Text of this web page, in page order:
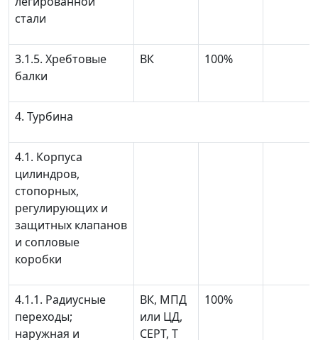
стали
3.1.5. Хребтовые
балки
ВК 100%
4. Турбина
4.1. Корпуса
цилиндров,
стопорных,
регулирующих и
защитных клапанов
и сопловые
коробки
4.1.1. Радиусные
переходы;
наружная и
ВК, МПД
или ЦД,
СЕРТ, Т
100%